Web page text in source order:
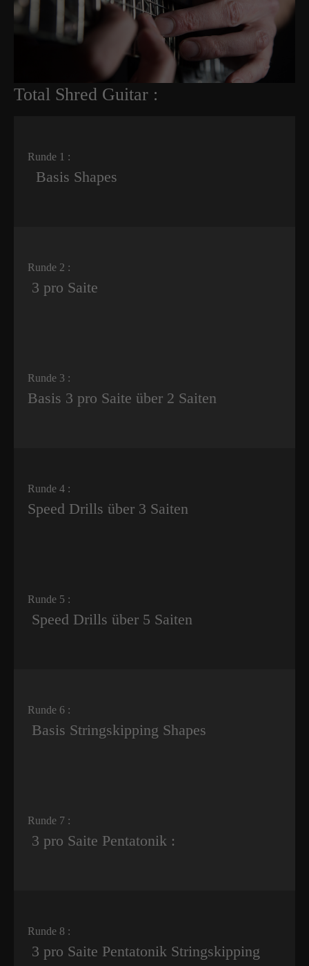
Total Shred Guitar :
Runde 1 :
Basis Shapes
Runde 2 :
3 pro Saite
Runde 3 :
Basis 3 pro Saite über 2 Saiten
Runde 4 :
Speed Drills über 3 Saiten
Runde 5 :
Speed Drills über 5 Saiten
Runde 6 :
Basis Stringskipping Shapes
Runde 7 :
3 pro Saite Pentatonik :
Runde 8 :
3 pro Saite Pentatonik Stringskipping